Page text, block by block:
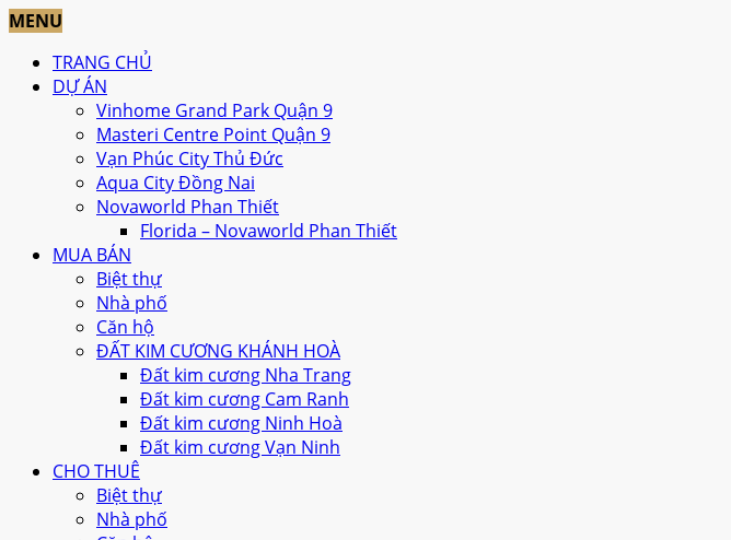
MENU
TRANG CHỦ
DỰ ÁN
Vinhome Grand Park Quận 9
Masteri Centre Point Quận 9
Vạn Phúc City Thủ Đức
Aqua City Đồng Nai
Novaworld Phan Thiết
Florida – Novaworld Phan Thiết
MUA BÁN
Biệt thự
Nhà phố
Căn hộ
ĐẤT KIM CƯƠNG KHÁNH HOÀ
Đất kim cương Nha Trang
Đất kim cương Cam Ranh
Đất kim cương Ninh Hoà
Đất kim cương Vạn Ninh
CHO THUÊ
Biệt thự
Nhà phố